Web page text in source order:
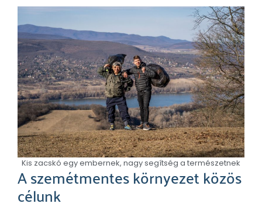
Kis zacskó egy embernek, nagy segítség a természetnek
A szemétmentes környezet közös
célunk